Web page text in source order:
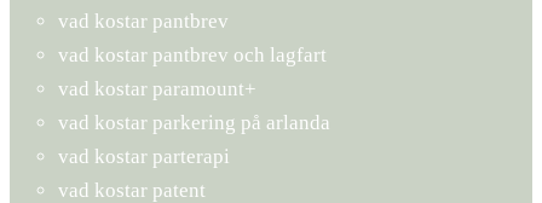
vad kostar pantbrev
vad kostar pantbrev och lagfart
vad kostar paramount+
vad kostar parkering på arlanda
vad kostar parterapi
vad kostar patent